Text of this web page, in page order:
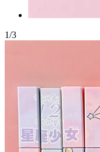
1/3